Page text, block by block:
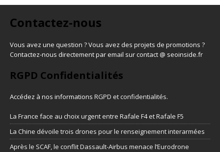
Contactez-nous
Vous avez une question ? Vous avez des projets de promotions ?
Contactez-nous directement par email sur contact @ seoinside.fr
RGPD Confidentialités
Accédez à nos informations RGPD et confidentialités.
La France face au choix urgent entre Rafale F4 et Rafale F5
La Chine dévoile trois drones pour le renseignement interarmées
Après le SCAF, le conflit Dassault-Airbus menace l’Eurodrone